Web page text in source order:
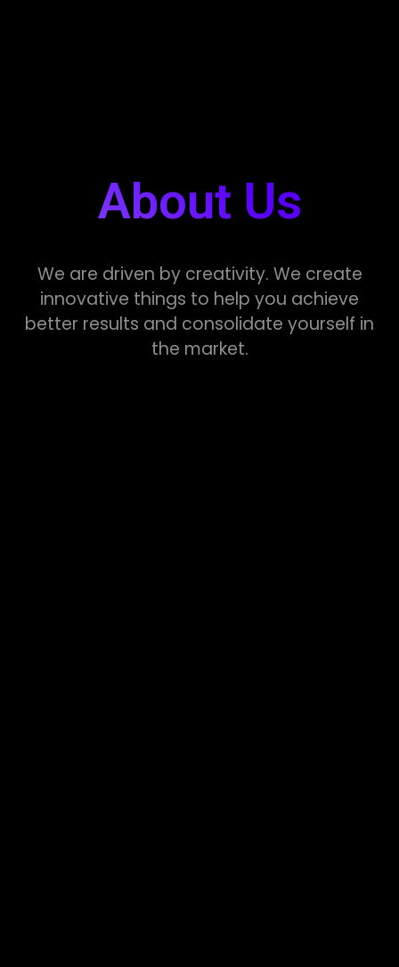
About Us
We are driven by creativity. We create
innovative things to help you achieve
better results and consolidate yourself in
the market.